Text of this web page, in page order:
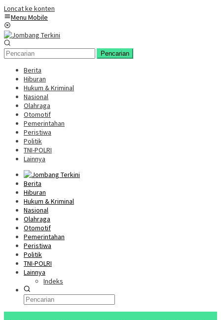
Loncat ke konten
Menu Mobile
Pencarian
Berita
Hiburan
Hukum & Kriminal
Nasional
Olahraga
Otomotif
Pemerintahan
Peristiwa
Politik
TNI-POLRI
Lainnya
Berita
Hiburan
Hukum & Kriminal
Nasional
Olahraga
Otomotif
Pemerintahan
Peristiwa
Politik
TNI-POLRI
Lainnya
Indeks